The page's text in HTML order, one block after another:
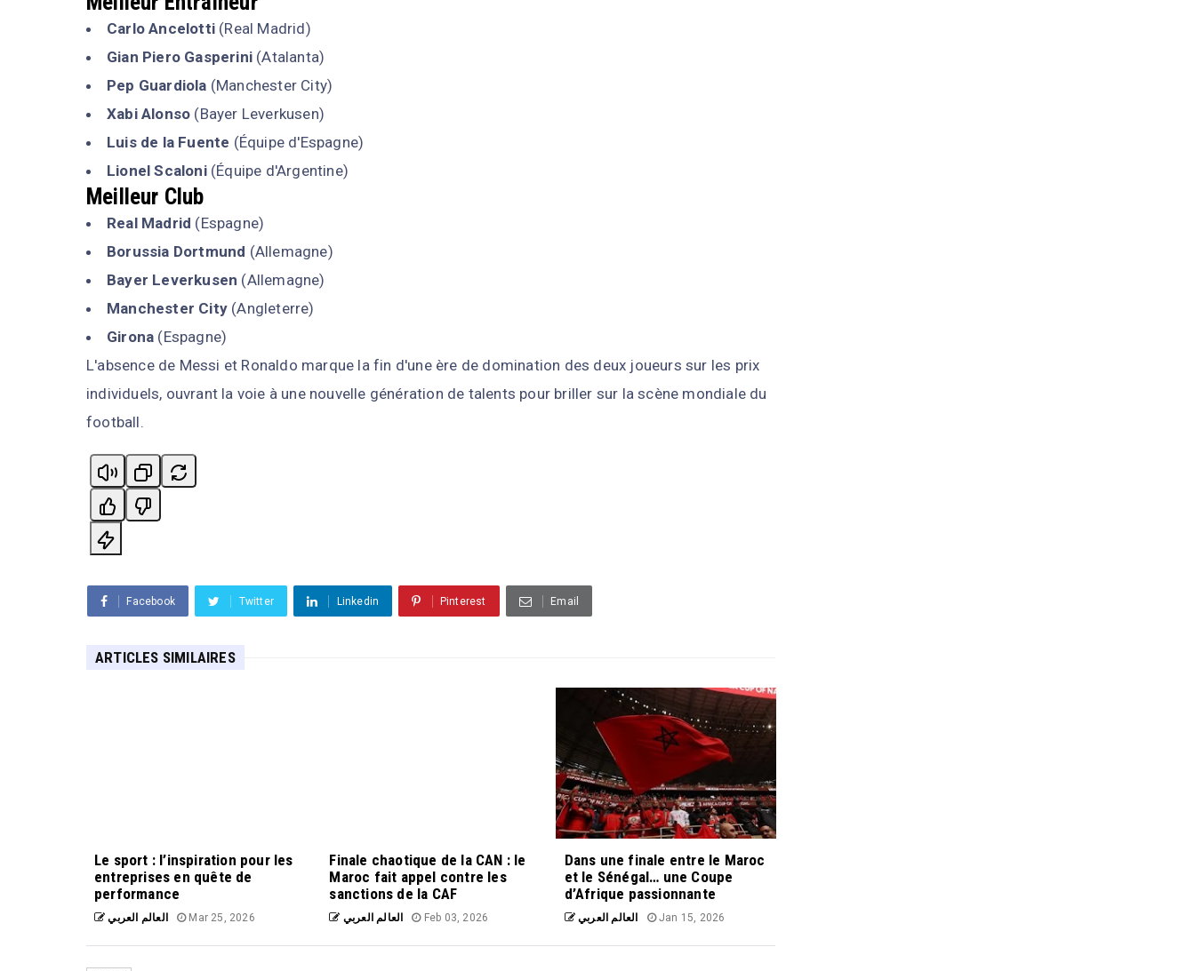
Carlo Ancelotti (Real Madrid)
Gian Piero Gasperini (Atalanta)
Pep Guardiola (Manchester City)
Xabi Alonso (Bayer Leverkusen)
Luis de la Fuente (Équipe d'Espagne)
Lionel Scaloni(Équipe d'Argentine)
Meilleur Club
Real Madrid (Espagne)
Borussia Dortmund (Allemagne)
Bayer Leverkusen (Allemagne)
Manchester City (Angleterre)
Girona (Espagne)
L'absence de Messi et Ronaldo marque la fin d'une ère de domination des deux joueurs sur les prix
individuels, ouvrant la voie à une nouvelle génération de talents pour briller sur la scène mondiale du
football.
Facebook Twitter Linkedin Pinterest Email
ARTICLES SIMILAIRES
Le sport : l’inspiration pour les
entreprises en quête de
performance
العالم العربي Mar 25, 2026
Finale chaotique de la CAN : le
Maroc fait appel contre les
sanctions de la CAF
العالم العربي Feb 03, 2026
Dans une finale entre le Maroc
et le Sénégal… une Coupe
d’Afrique passionnante
العالم العربي Jan 15, 2026